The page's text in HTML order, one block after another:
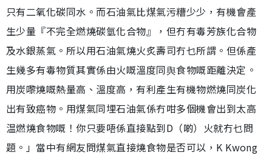
只有二氧化碳同水。而石油氣比煤氣污糟少少，有機會產
生少量『不完全燃燒碳氫化合物』，但冇有毒芳族化合物
及水銀蒸氣。所以用石油氣燒火炙壽司冇乜所謂。但係產
生幾多有毒物質其實係由火嘅溫度同舆食物嘅距離決定。
用炭嚟燒嘅熱量高、溫度高，有利產生有機物燃燒同炭化
出有致癌物。用煤氣同埋石油氣係冇咁多個機會出到太高
温燃燒食物嘅！你只要唔係直接點到D（啲）火就冇乜問
題。」當中有網友問煤氣直接燒食物是否可以，K Kwong